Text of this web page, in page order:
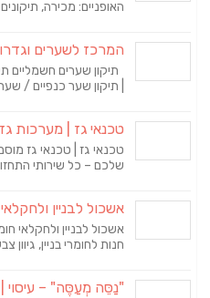
האופניים: מכירה,
המרכז לשערים
תיקון שערים חשמליים
| תיקון שער כנפיים /
טכנאי גז | מערכות
טכנאי גז | טכנאי גז
שלכם – כל שירותי
אשכול לבניין
אשכול לבניין ולחקלאי
חנות לחומרי בניין,
"נַסֵּה מְעַסֶּה" – עיסוי |